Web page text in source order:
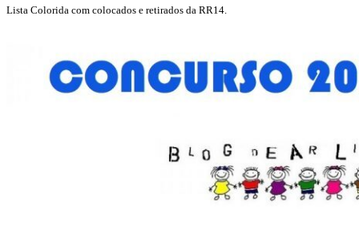
Lista Colorida com colocados e retirados da RR14.